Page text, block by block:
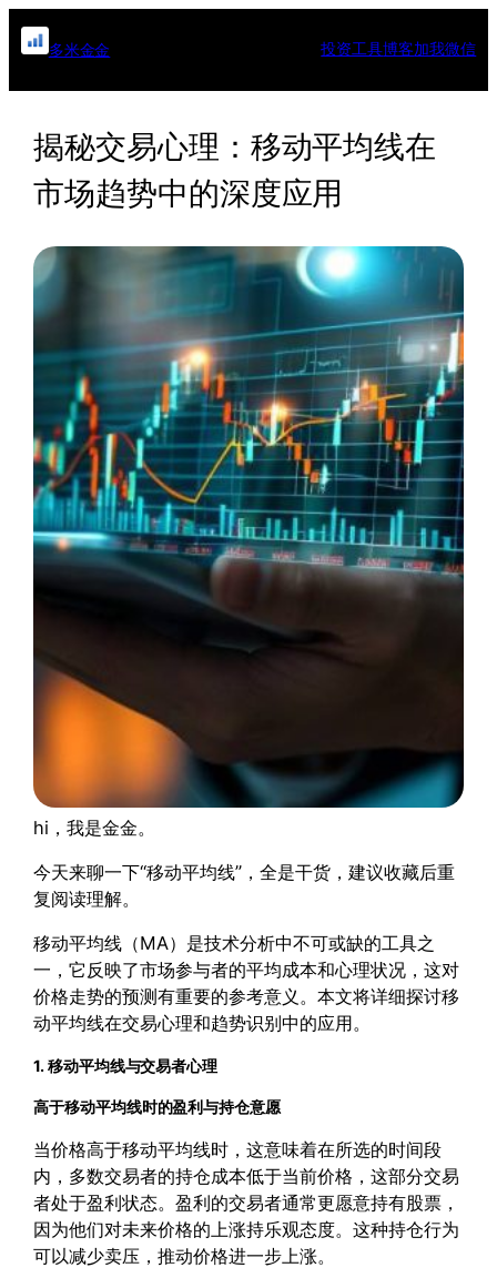
跳
至
多米金金 投资工具博客加我微信
揭秘交易心理：移动平均线在
市场趋势中的深度应用
hi，我是金金。
今天来聊一下“移动平均线”，全是干货，建议收藏后重
复阅读理解。
移动平均线（MA）是技术分析中不可或缺的工具之
一，它反映了市场参与者的平均成本和心理状况，这对
价格走势的预测有重要的参考意义。本文将详细探讨移
动平均线在交易心理和趋势识别中的应用。
1. 移动平均线与交易者心理
高于移动平均线时的盈利与持仓意愿
当价格高于移动平均线时，这意味着在所选的时间段
内，多数交易者的持仓成本低于当前价格，这部分交易
者处于盈利状态。盈利的交易者通常更愿意持有股票，
因为他们对未来价格的上涨持乐观态度。这种持仓行为
可以减少卖压，推动价格进一步上涨。